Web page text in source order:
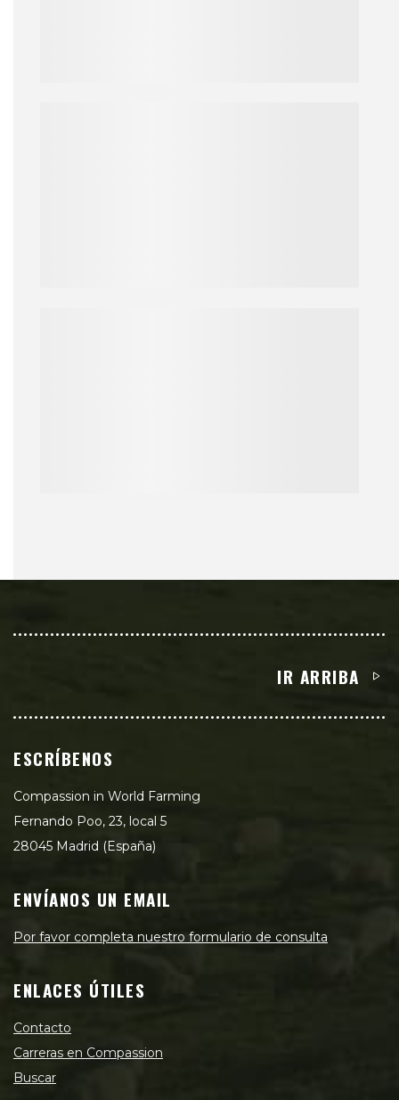
IR ARRIBA
ESCRÍBENOS
Compassion in World Farming
Fernando Poo, 23, local 5
28045 Madrid (España)
ENVÍANOS UN EMAIL
Por favor completa nuestro formulario de consulta
ENLACES ÚTILES
Contacto
Carreras en Compassion
Buscar